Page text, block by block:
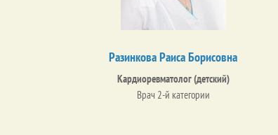
Разинкова Раиса Борисовна
Кардиоревматолог (детский)
Врач 2-й категории